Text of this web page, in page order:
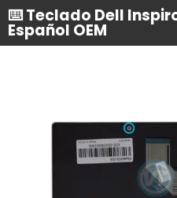
⌨️ Teclado Dell
Español OEM